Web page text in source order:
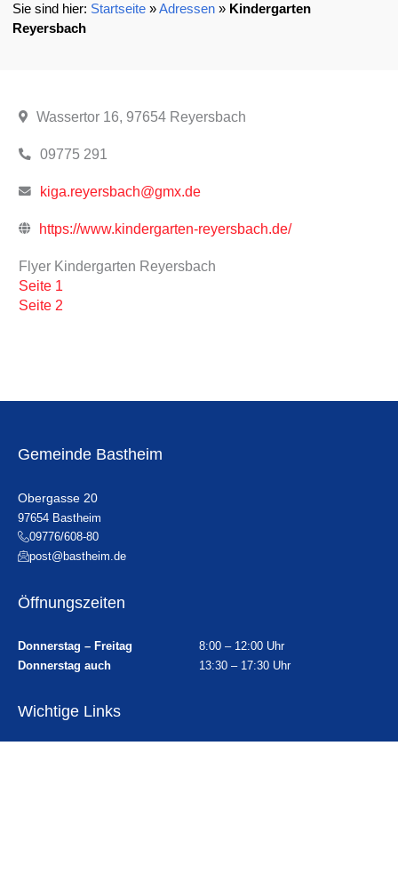
Startseite»Adressen» Kindergarten
Reyersbach
Wassertor 16, 97654 Reyersbach
09775 291
kiga.reyersbach@gmx.de
https://www.kindergarten-reyersbach.de/
Flyer Kindergarten Reyersbach
Seite 1
Seite 2
Gemeinde Bastheim
Obergasse 20
97654 Bastheim
09776/608-80
post@bastheim.de
Öffnungszeiten
Donnerstag – Freitag
8:00 – 12:00 Uhr
Donnerstag auch
13:30 – 17:30 Uhr
Wichtige Links